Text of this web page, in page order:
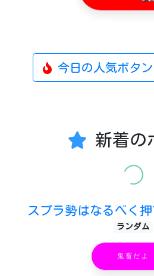
今日の人気ボタン
新着の
スプラ勢はなるべく
ランダム
鬼畜だよ